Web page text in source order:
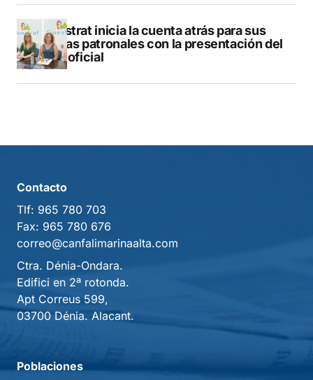
Finestrat inicia la cuenta atrás para sus
fiestas patronales con la presentación del
libro oficial
Contacto
Tlf: 965 780 703
Fax: 965 780 676
correo@canfalimarinaalta.com
Ctra. Dénia-Ondara.
Edifici en 2ª rotonda.
Apt Correus 599,
03700 Dénia. Alacant.
Poblaciones